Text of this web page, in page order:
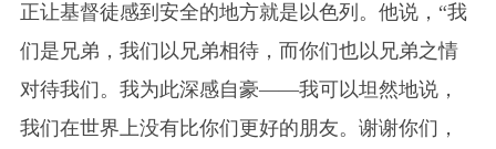
正让基督徒感到安全的地方就是以色列。他说，“我
们是兄弟，我们以兄弟相待，而你们也以兄弟之情
对待我们。我为此深感自豪——我可以坦然地说，
我们在世界上没有比你们更好的朋友。谢谢你们，